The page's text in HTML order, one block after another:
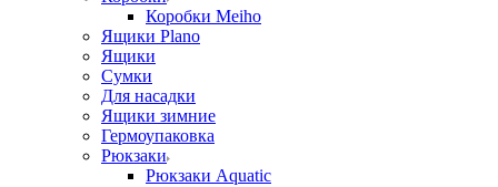
Коробки Meiho
Ящики Plano
Ящики
Сумки
Для насадки
Ящики зимние
Гермоупаковка
Рюкзаки
Рюкзаки Aquatic